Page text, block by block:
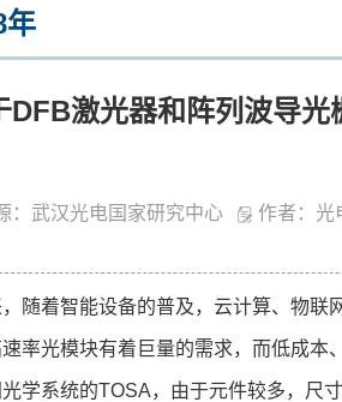
年
DFB激光器和阵列波导
：武汉光电国家研究中心 作者：光
随着智能设备的普及，云计算、物联
率光模块有着巨量的需求，而低成本
学系统的TOSA，由于元件较多，尺